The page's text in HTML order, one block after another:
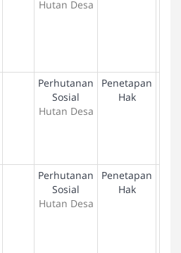
Hutan Desa
Perhutanan
Sosial
Hutan Desa
Penetapan
Hak
Perhutanan
Sosial
Hutan Desa
Penetapan
Hak